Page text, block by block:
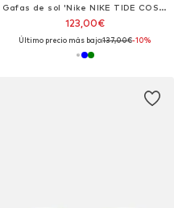
Gafas de sol 'Nike NIKE TIDE COSMIC IB3681X Midnight navy / blue 53/17/145 MAN Sunglasses'
123,00€
Último precio más bajo:137,00€-10%